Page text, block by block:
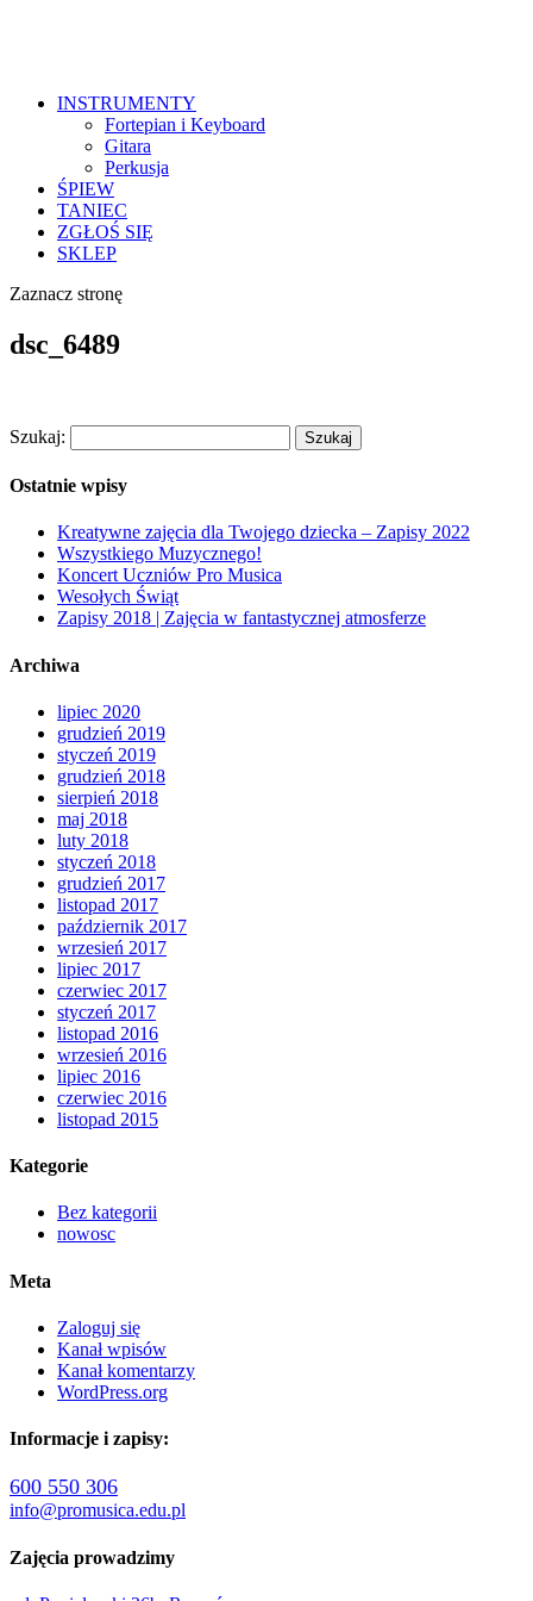
INSTRUMENTY
Fortepian i Keyboard
Gitara
Perkusja
ŚPIEW
TANIEC
ZGŁOŚ SIĘ
SKLEP
Zaznacz stronę
dsc_6489
Szukaj:
Ostatnie wpisy
Kreatywne zajęcia dla Twojego dziecka – Zapisy 2022
Wszystkiego Muzycznego!
Koncert Uczniów Pro Musica
Wesołych Świąt
Zapisy 2018 | Zajęcia w fantastycznej atmosferze
Archiwa
lipiec 2020
grudzień 2019
styczeń 2019
grudzień 2018
sierpień 2018
maj 2018
luty 2018
styczeń 2018
grudzień 2017
listopad 2017
październik 2017
wrzesień 2017
lipiec 2017
czerwiec 2017
styczeń 2017
listopad 2016
wrzesień 2016
lipiec 2016
czerwiec 2016
listopad 2015
Kategorie
Bez kategorii
nowosc
Meta
Zaloguj się
Kanał wpisów
Kanał komentarzy
WordPress.org
Informacje i zapisy:
600 550 306
info@promusica.edu.pl
Zajęcia prowadzimy